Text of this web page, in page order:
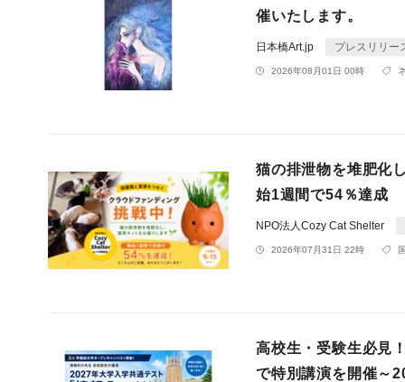
催いたします。
日本橋Art.jp プレスリリー
2026年08月01日 00時
猫の排泄物を堆肥化
始1週間で54％達成
NPO法人Cozy Cat Shelter
2026年07月31日 22時
高校生・受験生必見
で特別講演を開催～